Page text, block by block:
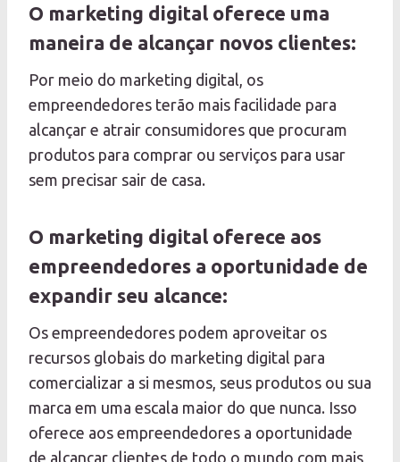
O marketing digital oferece uma
maneira de alcançar novos clientes:
Por meio do marketing digital, os
empreendedores terão mais facilidade para
alcançar e atrair consumidores que procuram
produtos para comprar ou serviços para usar
sem precisar sair de casa.
O marketing digital oferece aos
empreendedores a oportunidade de
expandir seu alcance:
Os empreendedores podem aproveitar os
recursos globais do marketing digital para
comercializar a si mesmos, seus produtos ou sua
marca em uma escala maior do que nunca. Isso
oferece aos empreendedores a oportunidade
de alcançar clientes de todo o mundo com mais